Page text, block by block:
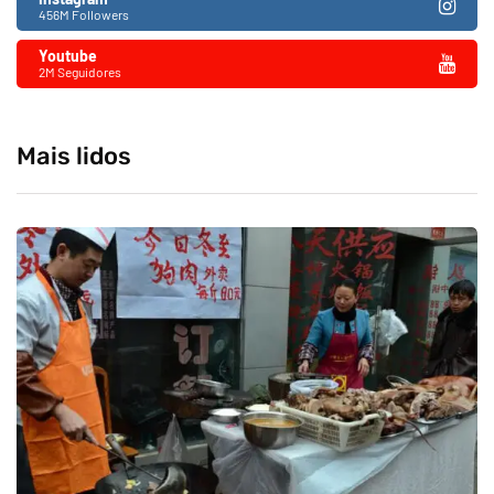
456M Followers
Youtube
2M Seguidores
Mais lidos